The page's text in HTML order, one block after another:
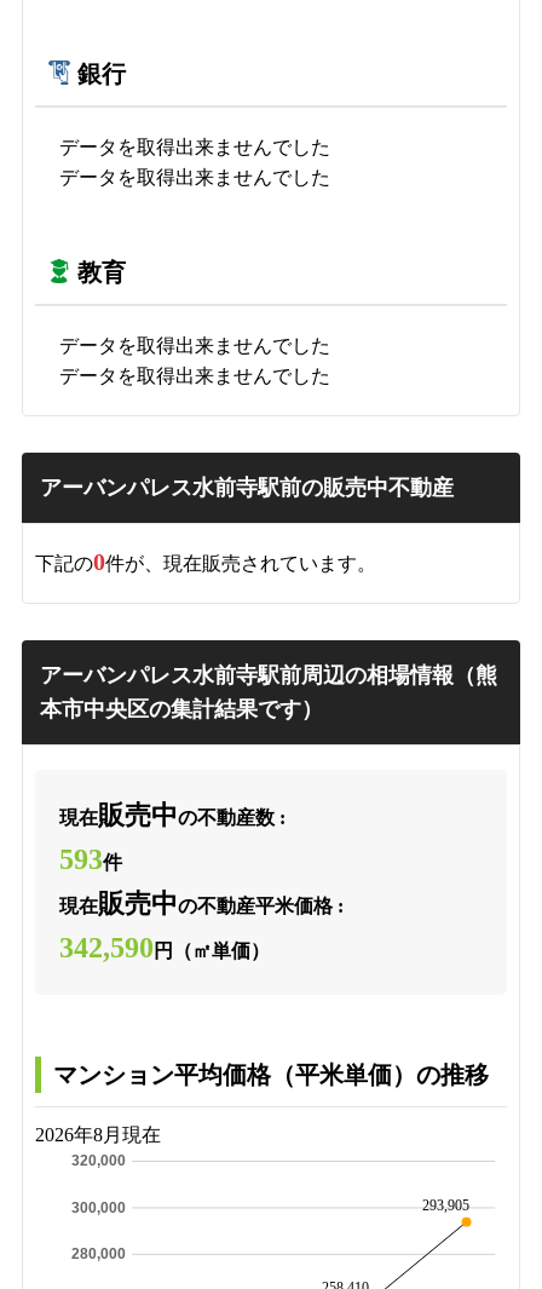
銀行
データを取得出来ませんでした
データを取得出来ませんでした
教育
データを取得出来ませんでした
データを取得出来ませんでした
アーバンパレス水前寺駅前の販売中不動産
下記の0件が、現在販売されています。
アーバンパレス水前寺駅前周辺の相場情報（熊
本市中央区の集計結果です）
現在販売中の不動産数 :
593件
現在販売中の不動産平米価格 :
342,590 円（㎡単価）
マンション平均価格（平米単価）の推移
2026年8月現在
280,000
300,000
320,000
293,905